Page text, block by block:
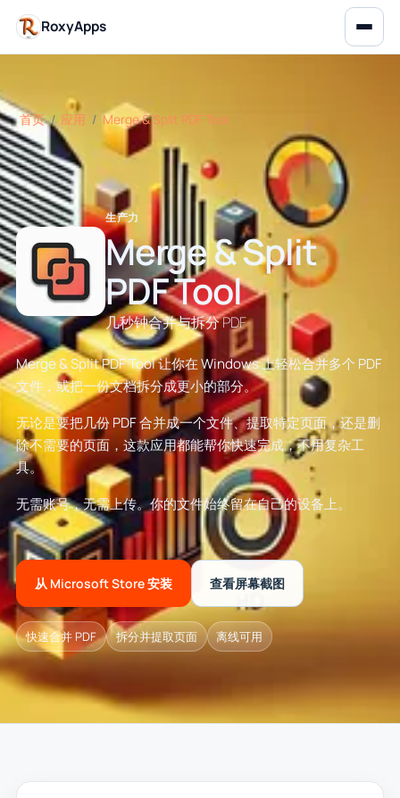
RoxyApps
首页 / 应用 / Merge & Split PDF Tool
生产力
Merge & Split
PDF Tool
几秒钟合并与拆分 PDF
Merge & Split PDF Tool 让你在 Windows 上轻松合并多个 PDF
文件，或把一份文档拆分成更小的部分。
无论是要把几份 PDF 合并成一个文件、提取特定页面，还是删
除不需要的页面，这款应用都能帮你快速完成，不用复杂工
具。
无需账号，无需上传。你的文件始终留在自己的设备上。
从 Microsoft Store 安装 查看屏幕截图
快速合并 PDF 拆分并提取页面 离线可用